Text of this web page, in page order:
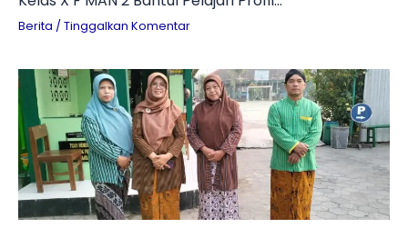
Technopreneur dan Tantangan Branding UMKM
Berita / Tinggalkan Komentar